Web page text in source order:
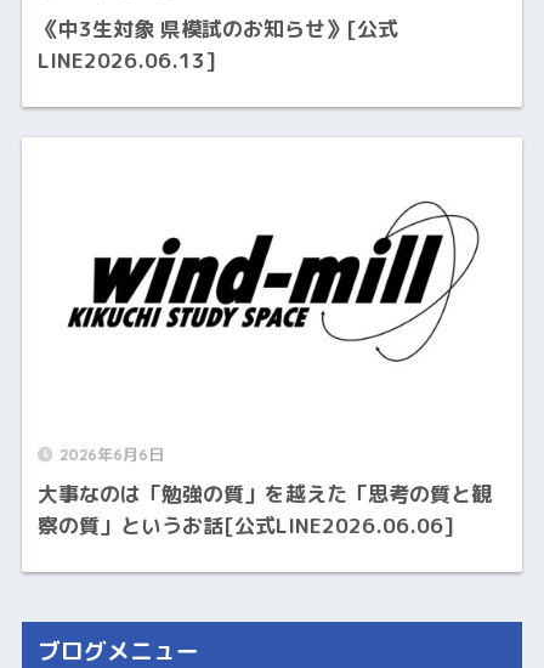
《中3生対象 県模試のお知らせ》[公式
LINE2026.06.13]
2026年6月6日
大事なのは「勉強の質」を越えた「思考の質と観
察の質」というお話[公式LINE2026.06.06]
ブログメニュー